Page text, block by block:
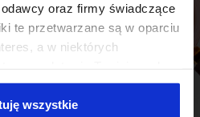
oraz firmy świadczące
te przetwarzane są w oparciu
a w niektórych
dostarczane i przetwarzane są
partnerów, z których listą
wszystkie